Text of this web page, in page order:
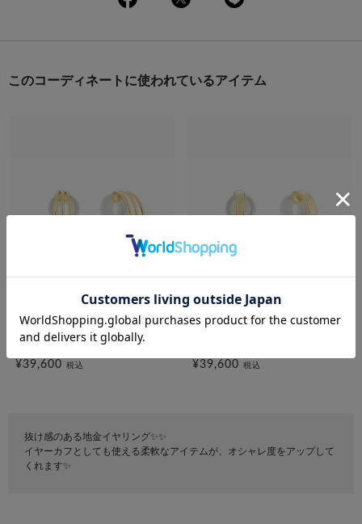
このコーディネートに使われているアイテム
festaria VOYAGE
K10YG イヤリング/イヤーカフ
¥39,600 税込
festaria VOYAGE
¥39,600 税込
抜け感のある地金イヤリング✨✨
イヤーカフとしても使える柔軟なアイテムが、オシャレ度をアップして
くれます✨